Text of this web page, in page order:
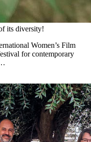
its diversity!
Women’s Film
for contemporary